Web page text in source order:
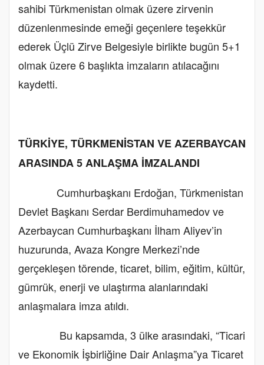
sahibi Türkmenistan olmak üzere zirvenin
düzenlenmesinde emeği geçenlere teşekkür
ederek Üçlü Zirve Belgesiyle birlikte bugün 5+1
olmak üzere 6 başlıkta imzaların atılacağını
kaydetti.
TÜRKİYE, TÜRKMENİSTAN VE AZERBAYCAN
ARASINDA 5 ANLAŞMA İMZALANDI
Cumhurbaşkanı Erdoğan, Türkmenistan
Devlet Başkanı Serdar Berdimuhamedov ve
Azerbaycan Cumhurbaşkanı İlham Aliyev’in
huzurunda, Avaza Kongre Merkezi’nde
gerçekleşen törende, ticaret, bilim, eğitim, kültür,
gümrük, enerji ve ulaştırma alanlarındaki
anlaşmalara imza atıldı.
Bu kapsamda, 3 ülke arasındaki, “Ticari
ve Ekonomik İşbirliğine Dair Anlaşma”ya Ticaret